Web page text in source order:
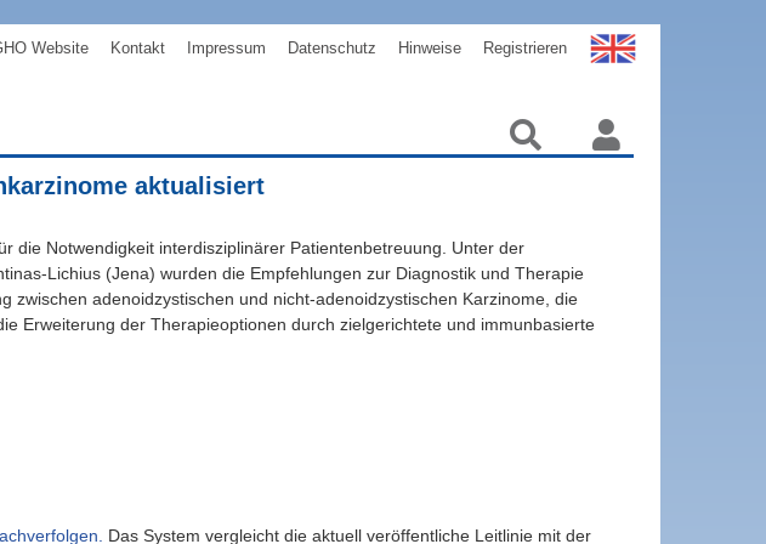
Website Kontakt Impressum Datenschutz Hinweise Registrieren
aktualisiert
die Notwendigkeit interdisziplinärer Patientenbetreuung. Unter der
Lichius (Jena) wurden die Empfehlungen zur Diagnostik und Therapie
zwischen adenoidzystischen und nicht-adenoidzystischen Karzinome, die
Erweiterung der Therapieoptionen durch zielgerichtete und immunbasierte
Das System vergleicht die aktuell veröffentliche Leitlinie mit der